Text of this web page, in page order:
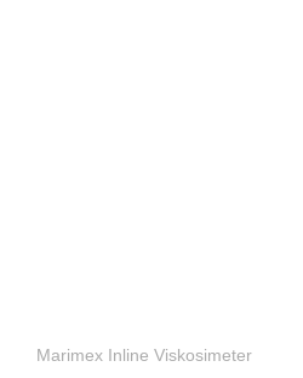
Marimex Inline Viskosimeter